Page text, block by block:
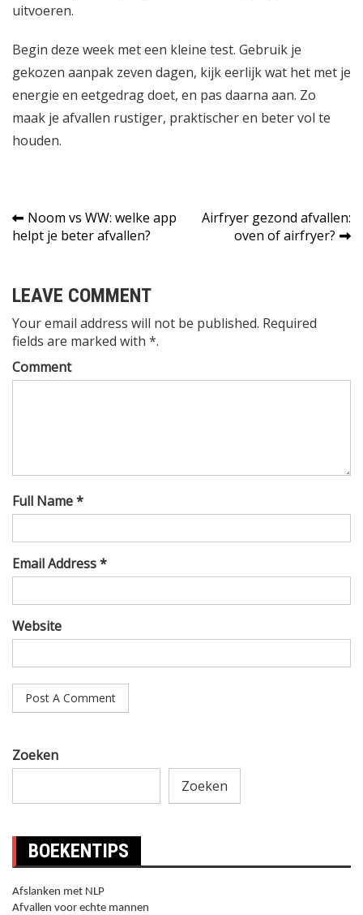
uitvoeren.
Begin deze week met een kleine test. Gebruik je
gekozen aanpak zeven dagen, kijk eerlijk wat het met je
energie en eetgedrag doet, en pas daarna aan. Zo
maak je afvallen rustiger, praktischer en beter vol te
houden.
Bericht
navigatie
Noom vs WW: welke app
helpt je beter afvallen?
Airfryer gezond afvallen:
oven of airfryer?
LEAVE COMMENT
Your email address will not be published. Required
fields are marked with *.
Comment
Full Name *
Email Address *
Website
Zoeken
Zoeken
BOEKENTIPS
Afslanken met NLP
Afvallen voor echte mannen